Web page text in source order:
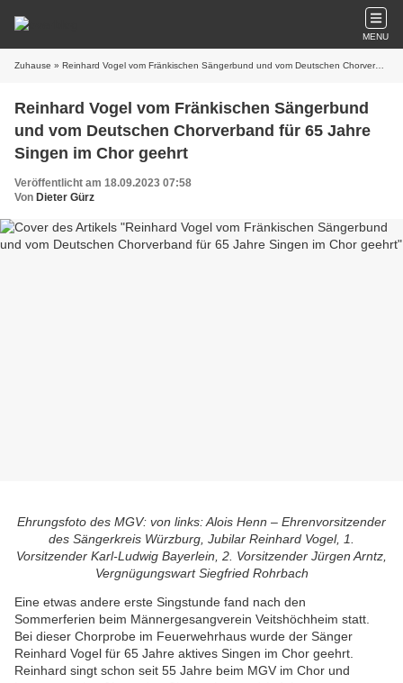
MENU
Zuhause » Reinhard Vogel vom Fränkischen Sängerbund und vom Deutschen Chorverband für 65 Jahre Singen im Chor geehrt
Reinhard Vogel vom Fränkischen Sängerbund
und vom Deutschen Chorverband für 65 Jahre
Singen im Chor geehrt
Veröffentlicht am 18.09.2023 07:58
Von Dieter Gürz
Ehrungsfoto des MGV: von links: Alois Henn – Ehrenvorsitzender
des Sängerkreis Würzburg, Jubilar Reinhard Vogel, 1.
Vorsitzender Karl-Ludwig Bayerlein, 2. Vorsitzender Jürgen Arntz,
Vergnügungswart Siegfried Rohrbach
Eine etwas andere erste Singstunde fand nach den
Sommerferien beim Männergesangverein Veitshöchheim statt.
Bei dieser Chorprobe im Feuerwehrhaus wurde der Sänger
Reinhard Vogel für 65 Jahre aktives Singen im Chor geehrt.
Reinhard singt schon seit 55 Jahre beim MGV im Chor und